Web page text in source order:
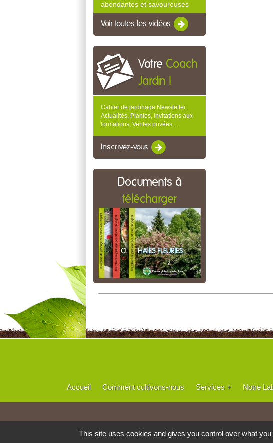
abondantes et savoureuses
Voir toutes les vidéos
Votre Coach
Jardin !
Cahier de jardinage Newsletter,
Actualités, Plantes, Invitations aux
formations, Ventes privées...
Inscrivez-vous
Documents à
télécharger
Accueil Comment cultivons-nous Services + Notre
This site uses cookies and gives you control over what